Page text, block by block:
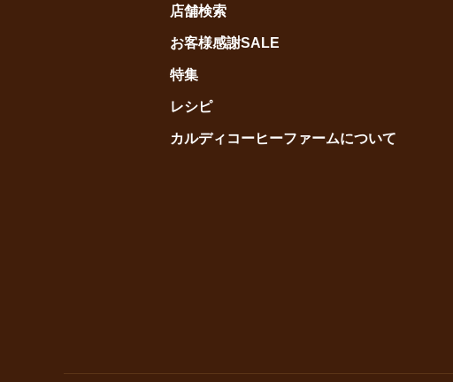
店舗検索
お客様感謝SALE
特集
レシピ
カルディコーヒーファームについて